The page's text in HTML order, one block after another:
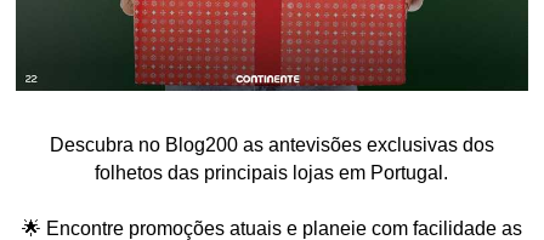
Descubra no Blog200 as antevisões exclusivas dos
folhetos das principais lojas em Portugal.
🌟 Encontre promoções atuais e planeie com facilidade as